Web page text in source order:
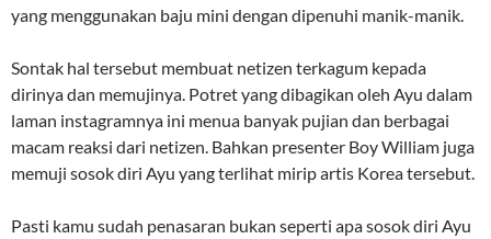
yang menggunakan baju mini dengan dipenuhi manik-manik.
Sontak hal tersebut membuat netizen terkagum kepada
dirinya dan memujinya. Potret yang dibagikan oleh Ayu dalam
laman instagramnya ini menua banyak pujian dan berbagai
macam reaksi dari netizen. Bahkan presenter Boy William juga
memuji sosok diri Ayu yang terlihat mirip artis Korea tersebut.
Pasti kamu sudah penasaran bukan seperti apa sosok diri Ayu